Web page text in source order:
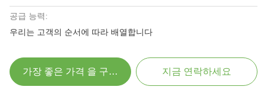
공급 능력:
우리는 고객의 순서에 따라 배열합니다
가장 좋은 가격 을 구하라 지금 연락하세요